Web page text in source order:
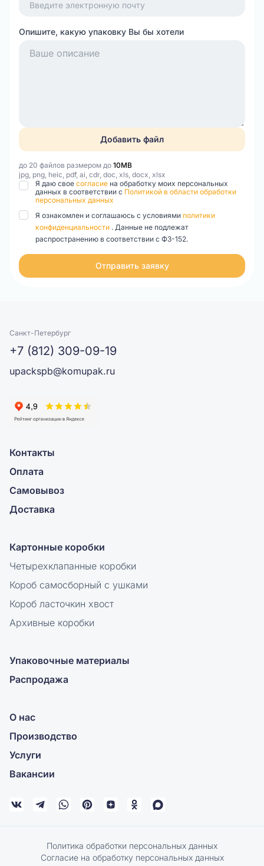
Опишите, какую упаковку Вы бы хотели
Добавить файл
до 20 файлов размером до 10MB
jpg, png, heic, pdf, ai, cdr, doc, xls, docx, xlsx
Я даю свое согласие на обработку моих персональных
данных в соответствии с Политикой в области обработки
персональных данных
Я ознакомлен и соглашаюсь с условиями политики
конфиденциальности . Данные не подлежат
распространению в соответствии с ФЗ-152.
Отправить заявку
Санкт-Петербург
+7 (812) 309-09-19
upackspb@komupak.ru
Контакты
Оплата
Самовывоз
Доставка
Картонные коробки
Четырехклапанные коробки
Короб самосборный с ушками
Короб ласточкин хвост
Архивные коробки
Упаковочные материалы
Распродажа
О нас
Производство
Услуги
Вакансии
Политика обработки персональных данных
Согласие на обработку персональных данных